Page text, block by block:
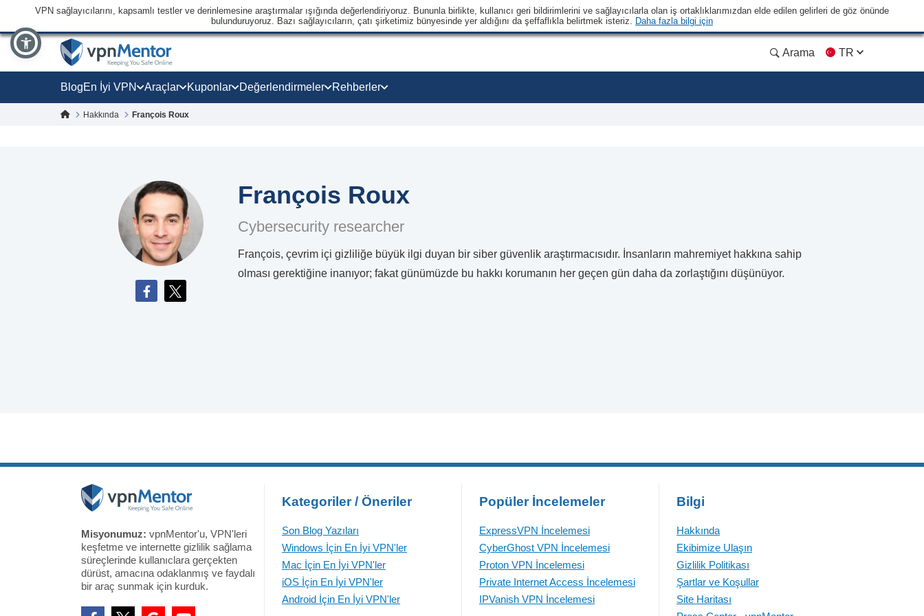
VPN sağlayıcılarını, kapsamlı testler ve derinlemesine araştırmalar ışığında değerlendiriyoruz. Bununla birlikte, kullanıcı geri bildirimlerini ve sağlayıcılarla olan iş ortaklıklarımızdan elde edilen gelirleri de göz önünde
bulunduruyoruz. Bazı sağlayıcıların, çatı şirketimiz bünyesinde yer aldığını da şeffaflıkla belirtmek isteriz. Daha fazla bilgi için
Arama TR
BlogEn İyi VPN Araçlar Kuponlar Değerlendirmeler Rehberler
Hakkında François Roux
François Roux
Cybersecurity researcher
François, çevrim içi gizliliğe büyük ilgi duyan bir siber güvenlik araştırmacısıdır. İnsanların mahremiyet hakkına sahip
olması gerektiğine inanıyor; fakat günümüzde bu hakkı korumanın her geçen gün daha da zorlaştığını düşünüyor.
Misyonumuz: vpnMentor'u, VPN'leri
keşfetme ve internette gizlilik sağlama
süreçlerinde kullanıclara gerçekten
dürüst, amacına odaklanmış ve faydalı
bir araç sunmak için kurduk.
Kategoriler / Öneriler
Son Blog Yazıları
Windows İçin En İyi VPN'ler
Mac İçin En İyi VPN'ler
iOS İçin En İyi VPN'ler
Android İçin En İyi VPN'ler
Popüler İncelemeler
ExpressVPN İncelemesi
CyberGhost VPN İncelemesi
Proton VPN İncelemesi
Private Internet Access İncelemesi
IPVanish VPN İncelemesi
Bilgi
Hakkında
Ekibimize Ulaşın
Gizlilik Politikası
Şartlar ve Koşullar
Site Haritası